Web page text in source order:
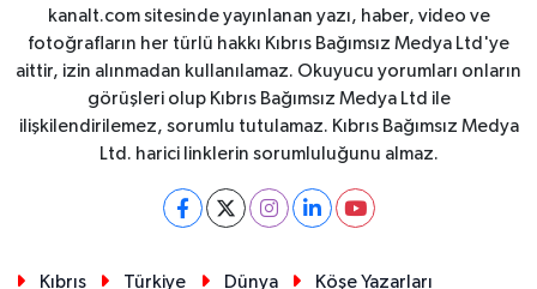
kanalt.com sitesinde yayınlanan yazı, haber, video ve
fotoğrafların her türlü hakkı Kıbrıs Bağımsız Medya Ltd'ye
aittir, izin alınmadan kullanılamaz. Okuyucu yorumları onların
görüşleri olup Kıbrıs Bağımsız Medya Ltd ile
ilişkilendirilemez, sorumlu tutulamaz. Kıbrıs Bağımsız Medya
Ltd. harici linklerin sorumluluğunu almaz.
Kıbrıs Türkiye Dünya
Köşe Yazarları